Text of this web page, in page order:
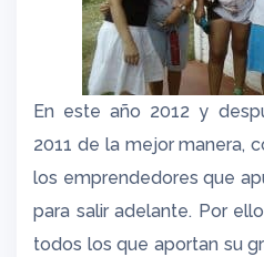
En este año 2012 y
2011 de la mejor manera,
los emprendedores que
para salir adelante. Por
todos los que aportan su